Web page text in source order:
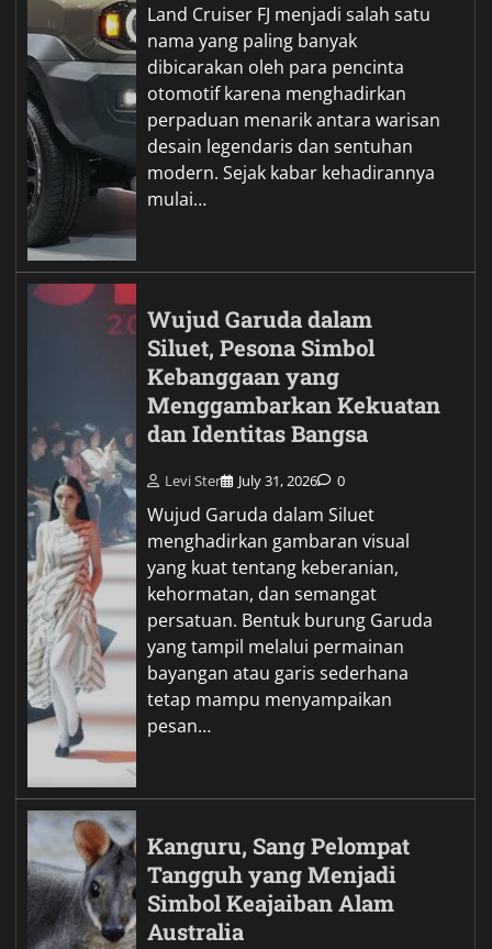
Land Cruiser FJ menjadi salah satu
nama yang paling banyak
dibicarakan oleh para pencinta
otomotif karena menghadirkan
perpaduan menarik antara warisan
desain legendaris dan sentuhan
modern. Sejak kabar kehadirannya
mulai…
Wujud Garuda dalam
Siluet, Pesona Simbol
Kebanggaan yang
Menggambarkan Kekuatan
dan Identitas Bangsa
Levi Ster July 31, 2026 0
Wujud Garuda dalam Siluet
menghadirkan gambaran visual
yang kuat tentang keberanian,
kehormatan, dan semangat
persatuan. Bentuk burung Garuda
yang tampil melalui permainan
bayangan atau garis sederhana
tetap mampu menyampaikan
pesan…
Kanguru, Sang Pelompat
Tangguh yang Menjadi
Simbol Keajaiban Alam
Australia